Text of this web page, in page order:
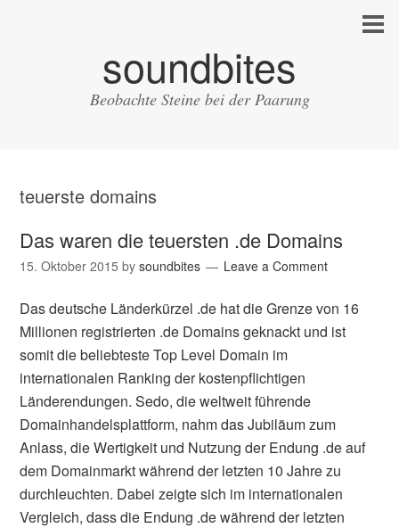
soundbites
Beobachte Steine bei der Paarung
teuerste domains
Das waren die teuersten .de Domains
15. Oktober 2015 bysoundbites Leave a Comment
Das deutsche Länderkürzel .de hat die Grenze von 16
Millionen registrierten .de Domains geknackt und ist
somit die beliebteste Top Level Domain im
internationalen Ranking der kostenpflichtigen
Länderendungen. Sedo, die weltweit führende
Domainhandelsplattform, nahm das Jubiläum zum
Anlass, die Wertigkeit und Nutzung der Endung .de auf
dem Domainmarkt während der letzten 10 Jahre zu
durchleuchten. Dabei zeigte sich im internationalen
Vergleich, dass die Endung .de während der letzten